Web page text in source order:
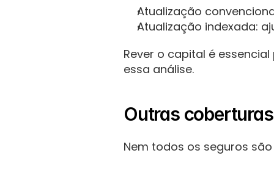
Atualização
Atualização indexada:
Rever o capital é
essa análise.
Outras
Nem todos os seguros